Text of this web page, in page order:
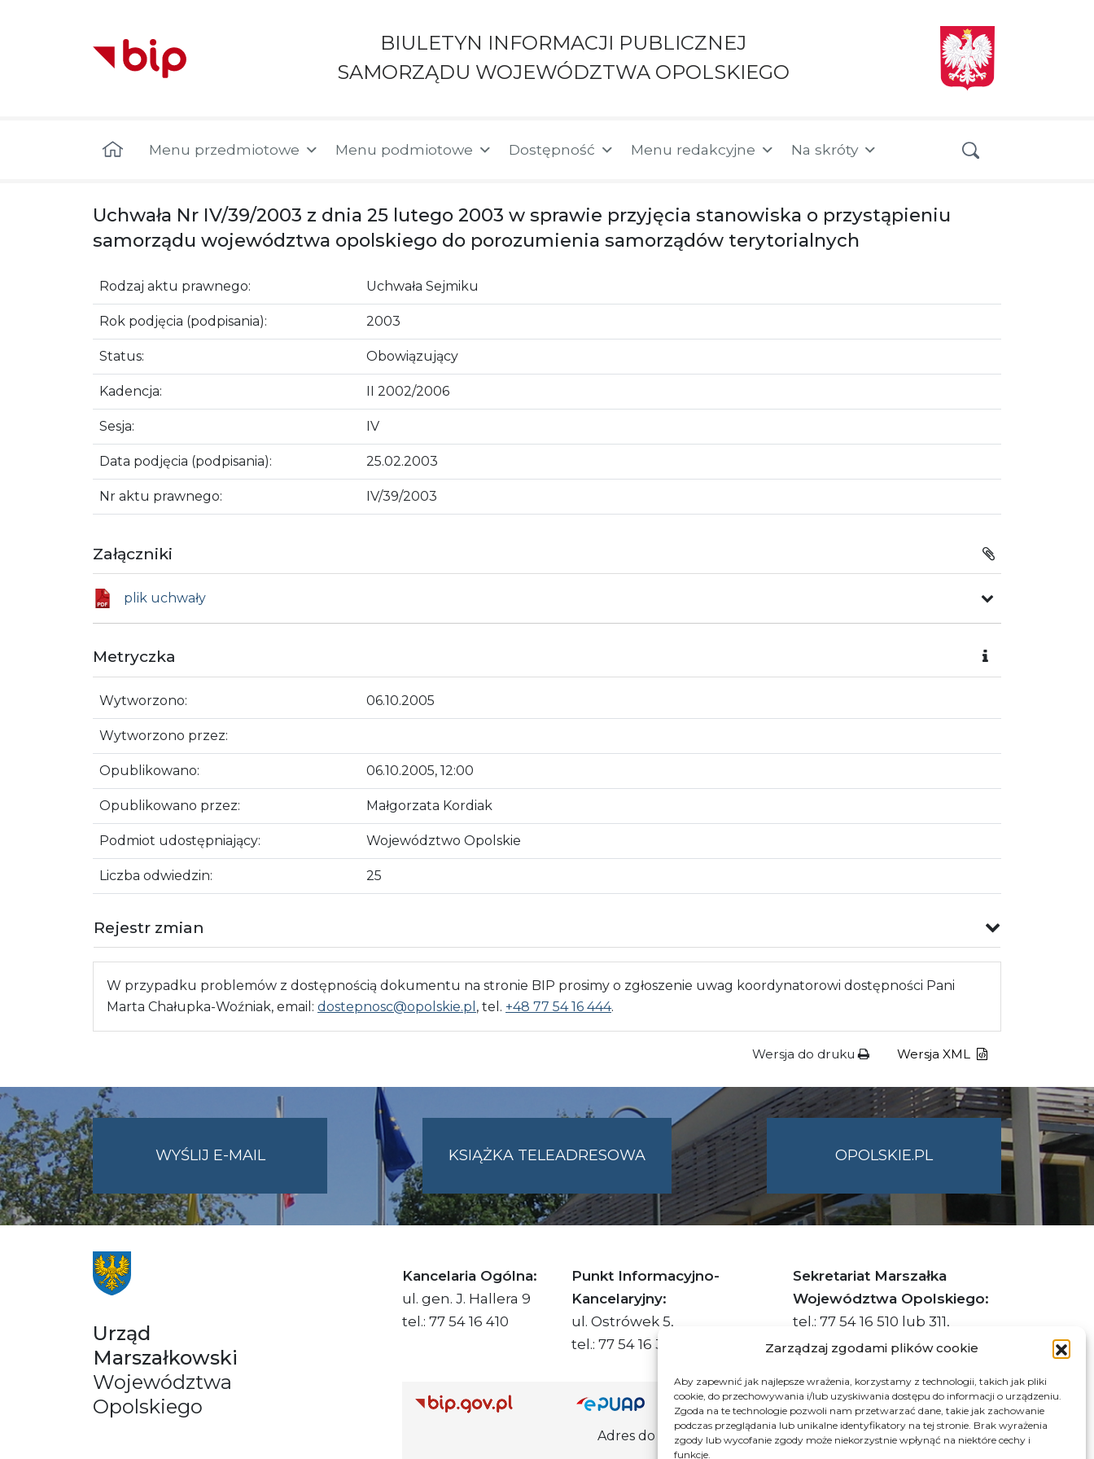
Zarządzaj zgodami plików cookie
Aby zapewnić jak najlepsze wrażenia, korzystamy z technologii, takich jak pliki
cookie, do przechowywania i/lub uzyskiwania dostępu do informacji o urządzeniu.
Zgoda na te technologie pozwoli nam przetwarzać dane, takie jak zachowanie
podczas przeglądania lub unikalne identyfikatory na tej stronie. Brak wyrażenia
zgody lub wycofanie zgody może niekorzystnie wpłynąć na niektóre cechy i
funkcje.
BIULETYN INFORMACJI PUBLICZNEJ
SAMORZĄDU WOJEWÓDZTWA OPOLSKIEGO
Menu przedmiotowe Menu podmiotowe Dostępność Menu redakcyjne Na skróty
Uchwała Nr IV/39/2003 z dnia 25 lutego 2003 w sprawie przyjęcia stanowiska o przystąpieniu
samorządu województwa opolskiego do porozumienia samorządów terytorialnych
Rodzaj aktu prawnego: Uchwała Sejmiku
Rok podjęcia (podpisania): 2003
Status: Obowiązujący
Kadencja: II 2002/2006
Sesja: IV
Data podjęcia (podpisania): 25.02.2003
Nr aktu prawnego: IV/39/2003
Załączniki
plik uchwały
Metryczka
Wytworzono: 06.10.2005
Wytworzono przez:
Opublikowano: 06.10.2005, 12:00
Opublikowano przez: Małgorzata Kordiak
Podmiot udostępniający: Województwo Opolskie
Liczba odwiedzin: 25
Rejestr zmian
W przypadku problemów z dostępnością dokumentu na stronie BIP prosimy o zgłoszenie uwag koordynatorowi dostępności Pani
Marta Chałupka-Woźniak, email: dostepnosc@opolskie.pl , tel. +48 77 54 16 444.
Wersja do druku Wersja XML
WYŚLIJ E-MAILNA
UMWO@OPOLSKIE.PL
KSIĄŻKA TELEADRESOWA OPOLSKIE.PL
Urząd
Marszałkowski
Województwa
Opolskiego
Kancelaria Ogólna:
ul. gen. J. Hallera 9
tel.: 77 54 16 410
Punkt Informacyjno-
Kancelaryjny:
ul. Ostrówek 5,
tel.: 77 54 16 332
Sekretariat Marszałka
Województwa Opolskiego:
tel.: 77 54 16 510 lub 311,
faks: 77 54 16 512
Adres ePUAP Urzędu: /q877fxtk55/SkrytkaESP
Adres do e-Doręczeń Urzędu: AE:PL-66703-73759-IGTUV-14